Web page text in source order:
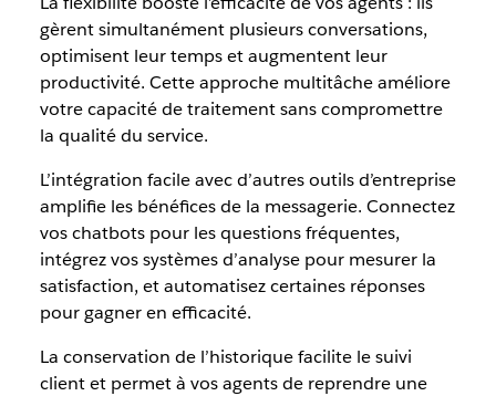
gèrent simultanément plusieurs conversations,
optimisent leur temps et augmentent leur
productivité. Cette approche multitâche améliore
votre capacité de traitement sans compromettre
la qualité du service.
L’intégration facile avec d’autres outils d’entreprise
amplifie les bénéfices de la messagerie. Connectez
vos chatbots pour les questions fréquentes,
intégrez vos systèmes d’analyse pour mesurer la
satisfaction, et automatisez certaines réponses
pour gagner en efficacité.
La conservation de l’historique facilite le suivi
client et permet à vos agents de reprendre une